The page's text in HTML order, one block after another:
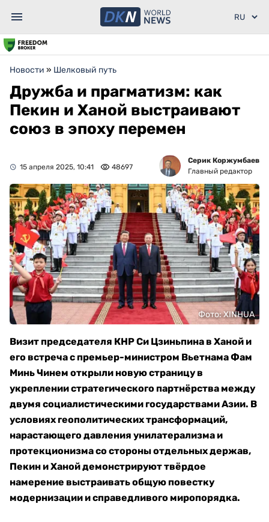
Новости » Шелковый путь
Дружба и прагматизм: как
Пекин и Ханой выстраивают
союз в эпоху перемен
15 апреля 2025, 10:41 48697
Серик Коржумбаев
Главный редактор
Фото: XINHUA
Визит председателя КНР Си Цзиньпина в Ханой и
его встреча с премьер-министром Вьетнама Фам
Минь Чинем открыли новую страницу в
укреплении стратегического партнёрства между
двумя социалистическими государствами Азии. В
условиях геополитических трансформаций,
нарастающего давления унилатерализма и
протекционизма со стороны отдельных держав,
Пекин и Ханой демонстрируют твёрдое
намерение выстраивать общую повестку
модернизации и справедливого миропорядка.